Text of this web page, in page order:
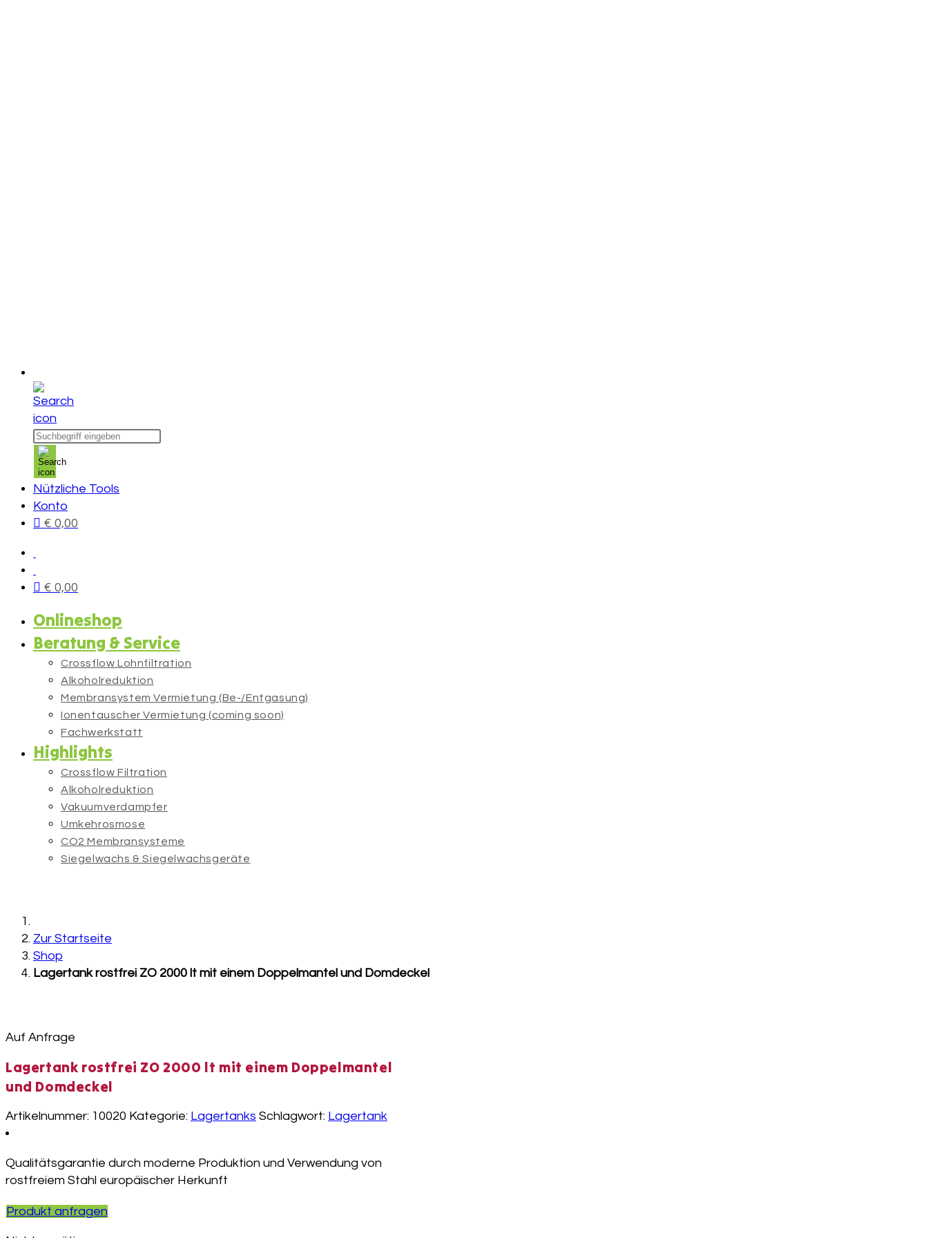
Products
search
Nützliche Tools
Konto
€ 0,00
€ 0,00
Onlineshop
Beratung & Service
Crossflow Lohnfiltration
Alkoholreduktion
Membransystem Vermietung (Be-/Entgasung)
Ionentauscher Vermietung (coming soon)
Fachwerkstatt
Highlights
Crossflow Filtration
Alkoholreduktion
Vakuumverdampfer
Umkehrosmose
CO2 Membransysteme
Siegelwachs & Siegelwachsgeräte
Zur Startseite
Shop
Lagertank rostfrei ZO 2000 lt mit einem Doppelmantel und Domdeckel
Auf Anfrage
Lagertank rostfrei ZO 2000 lt mit einem Doppelmantel
und Domdeckel
Artikelnummer: 10020 Kategorie: Lagertanks Schlagwort: Lagertank
Qualitätsgarantie durch moderne Produktion und Verwendung von
rostfreiem Stahl europäischer Herkunft
Produkt anfragen